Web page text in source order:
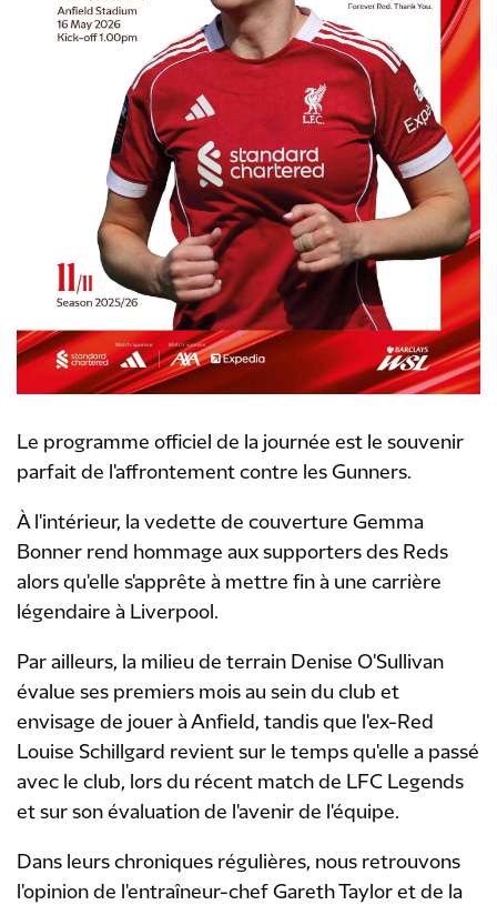
Le programme officiel de la journée est le souvenir
parfait de l'affrontement contre les Gunners.
À l'intérieur, la vedette de couverture Gemma
Bonner rend hommage aux supporters des Reds
alors qu'elle s'apprête à mettre fin à une carrière
légendaire à Liverpool.
Par ailleurs, la milieu de terrain Denise O'Sullivan
évalue ses premiers mois au sein du club et
envisage de jouer à Anfield, tandis que l'ex-Red
Louise Schillgard revient sur le temps qu'elle a passé
avec le club, lors du récent match de LFC Legends
et sur son évaluation de l'avenir de l'équipe.
Dans leurs chroniques régulières, nous retrouvons
l'opinion de l'entraîneur-chef Gareth Taylor et de la